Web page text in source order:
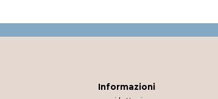
Informazioni